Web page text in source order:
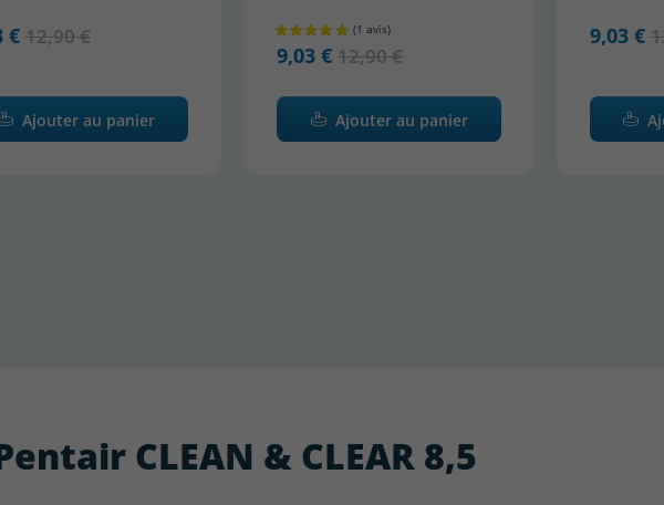
€ 12,90 €
Ajouter au panier
9,03 € 12,90 €
Ajouter au panier
9,03 €
CLEAN & CLEAR 8,5